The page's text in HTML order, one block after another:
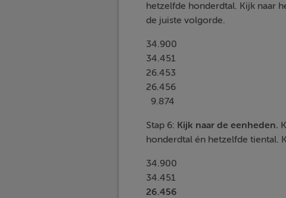
hetzelfde honderdtal. Kijk naar
de juiste volgorde.
34.900
34.451
26.453
26.456
9.874
Stap 6: Kijk naar de eenheden.
honderdtal én hetzelfde tiental.
34.900
34.451
26.456